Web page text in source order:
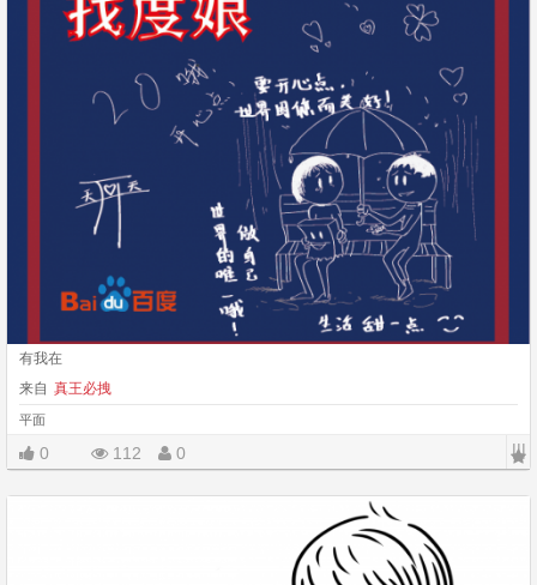
有我在
来自 真王必拽
平面
0 112 0 |||